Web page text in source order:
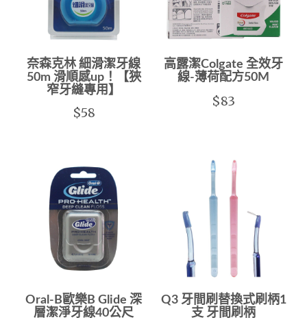
奈森克林 細滑潔牙線
50m 滑順感up！【狹
窄牙縫專用】
$58
高露潔Colgate 全效牙
線-薄荷配方50M
$83
Oral-B歐樂B Glide 深
層潔淨牙線40公尺
Q3 牙間刷替換式刷柄1
支 牙間刷柄